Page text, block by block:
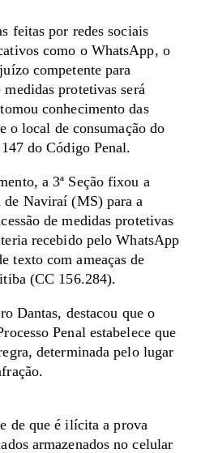
feitas por redes sociais
como o WhatsApp, o
competente para
protetivas será
conhecimento das
o local de consumação do
do Código Penal.
a 3ª Seção fixou a
de Naviraí (MS) para a
de medidas protetivas
recebido pelo WhatsApp
texto com ameaças de
(CC 156.284).
Dantas, destacou que o
Penal estabelece que
determinada pelo lugar
de que é ilícita a prova
armazenados no celular